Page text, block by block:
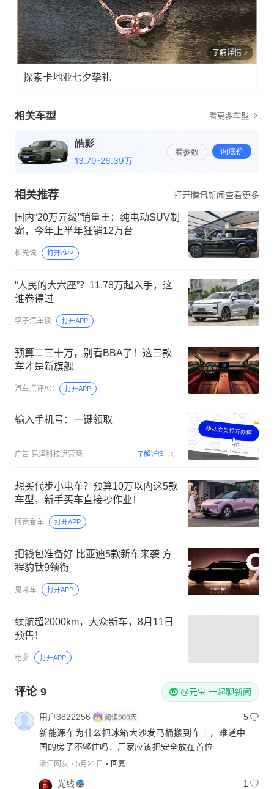
了解详情
探索卡地亚七夕挚礼
相关推荐 打开腾讯新闻查看更多
国内“20万元级”销量王：纯电动SUV制
霸，今年上半年狂销12万台
柳先说 打开APP
“人民的大六座”？11.78万起入手，这
谁卷得过
李子汽车谈 打开APP
预算二三十万，别看BBA了！这三款
车才是新旗舰
汽车点评AC 打开APP
输入手机号：一键领取
广告 易泽科技运营商 了解详情 00:15
想买代步小电车？预算10万以内这5款
车型，新手买车直接抄作业！
阿贵看车 打开APP
把钱包准备好 比亚迪5款新车来袭 方
程豹钛9领衔
鬼斗车 打开APP
续航超2000km，大众新车，8月11日
预售！
电参 打开APP
评论 9 @元宝 一起聊新闻
用户3822256
5
新能源车为什么把冰箱大沙发马桶搬到车上，难道中
国的房子不够住吗．厂家应该把安全放在首位
浙江网友 5月21日 回复
光线
1